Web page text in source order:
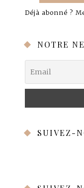
Déjà abonné ?
NOTRE
SUIVEZ-